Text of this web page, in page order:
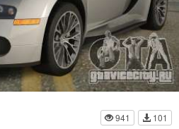
941
101